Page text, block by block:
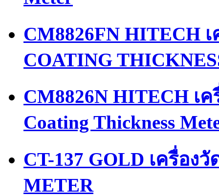
CM8826FN HITECH
COATING
CM8826N HITECH เ
Coating Thickness
CT-137 GOLD เครื่อง
METER